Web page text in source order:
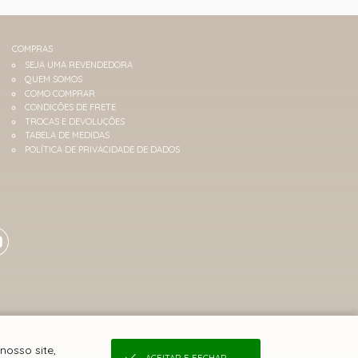
COMPRAS
SEJA UMA REVENDEDORA
QUEM SOMOS
COMO COMPRAR
CONDIÇÕES DE FRETE
TROCAS E DEVOLUÇÕES
TABELA DE MEDIDAS
POLÍTICA DE PRIVACIDADE DE DADOS
site,